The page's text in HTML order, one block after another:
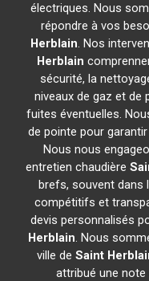
électriques. Nous
répondre à vos
Herblain. Nos
Herblain
sécurité, la
niveaux de gaz et de
fuites éventuelles.
de pointe pour
Nous nous
entretien chaudière
brefs, souvent dans
compétitifs et
devis personnalisés
Herblain. Nous
ville deSaint
attribué une